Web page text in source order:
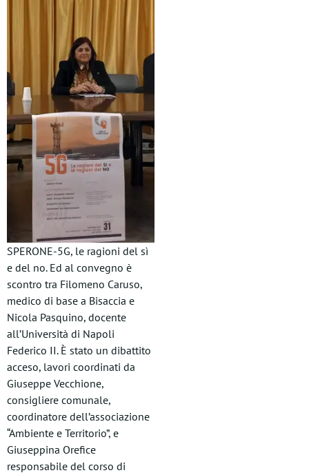
SPERONE-5G, le ragioni del sì
e del no. Ed al convegno è
scontro tra Filomeno Caruso,
medico di base a Bisaccia e
Nicola Pasquino, docente
all’Università di Napoli
Federico II. È stato un dibattito
acceso, lavori coordinati da
Giuseppe Vecchione,
consigliere comunale,
coordinatore dell’associazione
“Ambiente e Territorio”, e
Giuseppina Orefice
responsabile del corso di